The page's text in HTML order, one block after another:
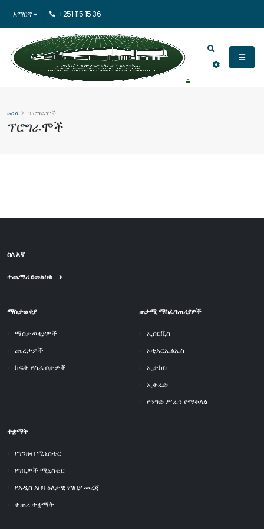
አማርኛ +251 115 15 36
ፕሮግራሞች
መነሻ ፕሮግራሞች
ስለ እኛ
ተጨማሪ ይመልከቱ
ማስታወቂያ
ማስታወቂያዎች
ጨረታዎች
ክፍት የስራ ቦታዎች
ጠቃሚ ማስፈንጠሪያዎች
ኢሰርቪስ
ኦቲአርኤልኤስ
ኢታክስ
ኢትሬድ
የንግድ ሥራን የማቅለል
ተቋማት
የገንዘብ ሚኒስቴር
የገቢዎች ሚኒስቴር
የአዲስ አበባ ዕለታዊ የገበያ መረጃ
ተጠሪ ተቋማት